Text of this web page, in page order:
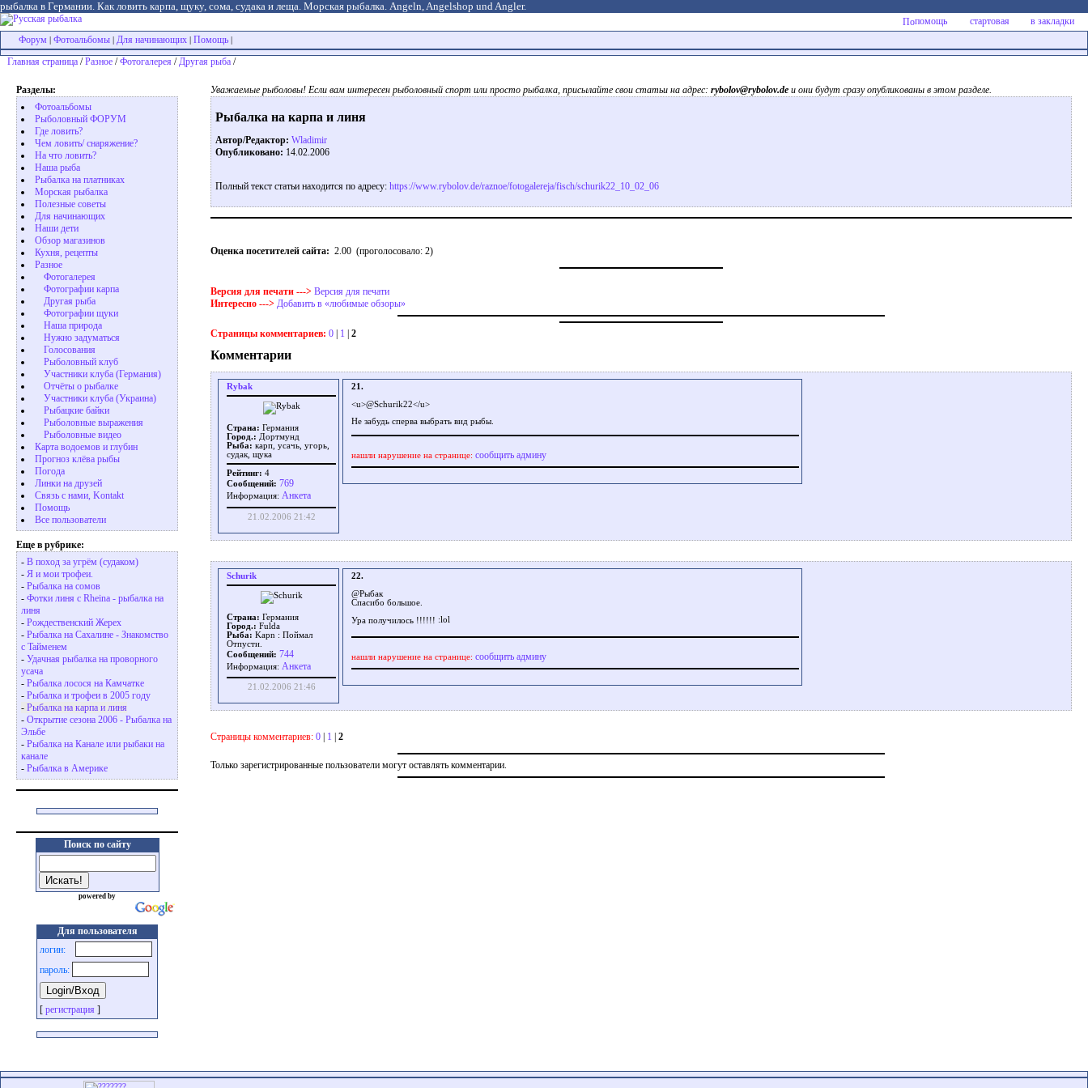
рыбалка в Германии. Как ловить карпа, щуку, сома, судака и леща. Морская рыбалка. Angeln, Angelshop und Angler.
помощь стартовая
в закладки
Форум
Фотоальбомы Для начинающих Помощь
Главная страница /Разное /Фотогалерея /Другая рыба /
Разделы:
Фотоальбомы
Рыболовный ФОРУМ
Где ловить?
Чем ловить/ снаряжение?
На что ловить?
Наша рыба
Рыбалка на платниках
Морская рыбалка
Полезные советы
Для начинающих
Наши дети
Обзор магазинов
Кухня, рецепты
Разное
Фотогалерея
Фотографии карпа
Другая рыба
Фотографии щуки
Наша природа
Нужно задуматься
Голосования
Рыболовный клуб
Участники клуба (Германия)
Отчёты о рыбалке
Участники клуба (Украина)
Рыбацкие байки
Рыболовные выражения
Рыболовные видео
Карта водоемов и глубин
Прогноз клёва рыбы
Погода
Линки на друзей
Связь с нами, Kontakt
Помощь
Все пользователи
Еще в рубрике:
- В поход за угрём (судаком)
- Я и мои трофеи.
- Рыбалка на сомов
- Фотки линя с Rheina - рыбалка на
линя
- Рождественский Жерех
- Рыбалка на Сахалине - Знакомство
с Taйменем
- Удачная рыбалка на проворного
усача
- Рыбалка лосося на Камчатке
- Рыбалка и трофеи в 2005 году
- Рыбалка на карпа и линя
- Открытие сезона 2006 - Рыбалка на
Эльбе
- Рыбалка на Канале или рыбаки на
канале
- Рыбалка в Америке
Поиск по сайту
powered by
Для пользователя
логин:
пароль:
[ регистрация ]
Уважаемые рыболовы! Если вам интересен рыболовный спорт или просто рыбалка, присылайте свои статьи на адрес: rybolov@rybolov.de и они будут сразу опубликованы в этом разделе.
Рыбалка на карпа и линя
Автор/Редактор: Wladimir
Опубликовано: 14.02.2006
Полный текст статьи находится по адресу: https://www.rybolov.de/raznoe/fotogalereja/fisch/schurik22_10_02_06
Оценка посетителей сайта: 2.00 (проголосовало: 2)
Версия для печати ---> Версия для печати
Интересно ---> Добавить в «любимые обзоры»
Страницы комментариев: 0 | 1 | 2
Комментарии
Rybak
Страна: Германия
Город.: Дортмунд
Рыба: карп, усачь, угорь,
судак, щука
Рейтинг: 4
Сообщений: 769
Информация: Aнкета
21.02.2006 21:42
21.
<u>@Schurik22</u>
Не забудь сперва выбрать вид рыбы.
нашли нарушение на странице: сообщить админу
Schurik
Страна: Германия
Город.: Fulda
Рыба: Kapn : Поймал
Отпусти.
Сообщений: 744
Информация: Aнкета
21.02.2006 21:46
22.
@Рыбак
Спасибо большое.
Ура получилось !!!!!!
нашли нарушение на странице: сообщить админу
Страницы комментариев: 0 1 2
Только зарегистрированные пользователи могут оставлять комментарии.